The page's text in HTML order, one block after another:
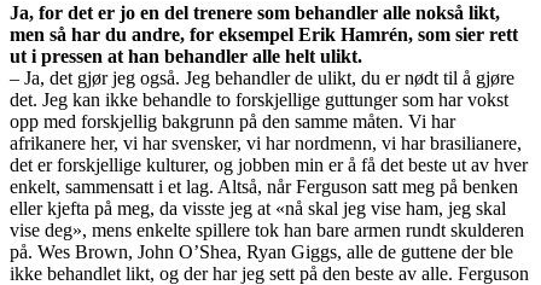
Ja, for det er jo en del trenere som behandler alle nokså likt,
men så har du andre, for eksempel Erik Hamrén, som sier rett
ut i pressen at han behandler alle helt ulikt.
– Ja, det gjør jeg også. Jeg behandler de ulikt, du er nødt til å gjøre
det. Jeg kan ikke behandle to forskjellige guttunger som har vokst
opp med forskjellig bakgrunn på den samme måten. Vi har
afrikanere her, vi har svensker, vi har nordmenn, vi har brasilianere,
det er forskjellige kulturer, og jobben min er å få det beste ut av hver
enkelt, sammensatt i et lag. Altså, når Ferguson satt meg på benken
eller kjefta på meg, da visste jeg at «nå skal jeg vise ham, jeg skal
vise deg», mens enkelte spillere tok han bare armen rundt skulderen
på. Wes Brown, John O’Shea, Ryan Giggs, alle de guttene der ble
ikke behandlet likt, og der har jeg sett på den beste av alle. Ferguson